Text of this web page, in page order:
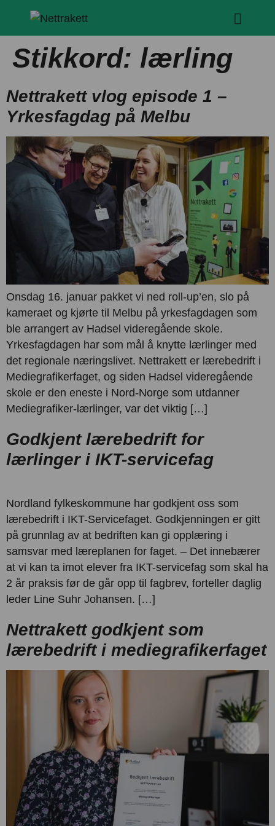
Stikkord: lærling
Nettrakett vlog episode 1 –
Yrkesfagdag på Melbu
Onsdag 16. januar pakket vi ned roll-up’en, slo på
kameraet og kjørte til Melbu på yrkesfagdagen som
ble arrangert av Hadsel videregående skole.
Yrkesfagdagen har som mål å knytte lærlinger med
det regionale næringslivet. Nettrakett er lærebedrift i
Mediegrafikerfaget, og siden Hadsel videregående
skole er den eneste i Nord-Norge som utdanner
Mediegrafiker-lærlinger, var det viktig […]
Godkjent lærebedrift for
lærlinger i IKT-servicefag
Nordland fylkeskommune har godkjent oss som
lærebedrift i IKT-Servicefaget. Godkjenningen er gitt
på grunnlag av at bedriften kan gi opplæring i
samsvar med læreplanen for faget. – Det innebærer
at vi kan ta imot elever fra IKT-servicefag som skal ha
2 år praksis før de går opp til fagbrev, forteller daglig
leder Line Suhr Johansen. […]
Nettrakett godkjent som
lærebedrift i mediegrafikerfaget